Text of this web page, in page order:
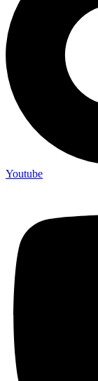
Youtube